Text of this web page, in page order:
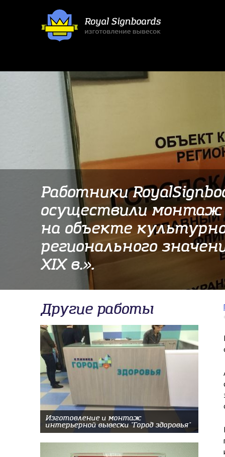
Работники
осуществили монтаж
на объекте
регионального
XIX в.».
Другие работы
Изготовление и монтаж
интерьерной вывески "Город здоровья"